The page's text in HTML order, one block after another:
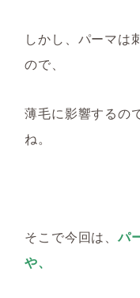
しかし、パーマは
ので、
薄毛に影響するの
ね。
そこで今回は、パ
や、